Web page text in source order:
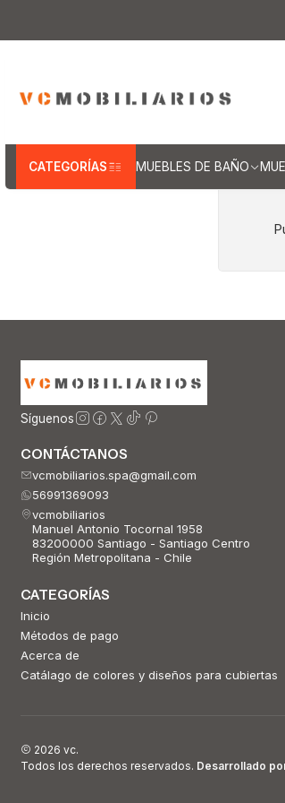
CATEGORÍAS MUEBLES DE BAÑO
Síguenos
CONTÁCTANOS
vcmobiliarios.spa@gmail.com
56991369093
vcmobiliarios
Manuel Antonio Tocornal 1958
83200000 Santiago - Santiago Centro
Región Metropolitana - Chile
CATEGORÍAS
Inicio
Métodos de pago
Acerca de
Catálago de colores y diseños para cubiertas
2026 vc.
Todos los derechos reservados. Desarrollado